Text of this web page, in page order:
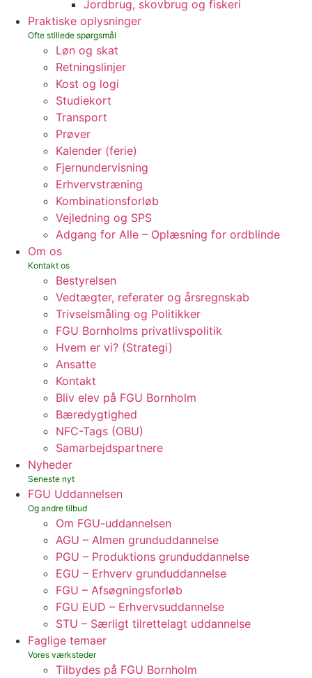
Jordbrug, skovbrug og fiskeri
Praktiske oplysninger
Løn og skat
Retningslinjer
Kost og logi
Studiekort
Transport
Prøver
Kalender (ferie)
Fjernundervisning
Erhvervstræning
Kombinationsforløb
Vejledning og SPS
Adgang for Alle – Oplæsning for ordblinde
Om os
Bestyrelsen
Vedtægter, referater og årsregnskab
Trivselsmåling og Politikker
FGU Bornholms privatlivspolitik
Hvem er vi? (Strategi)
Ansatte
Kontakt
Bliv elev på FGU Bornholm
Bæredygtighed
NFC-Tags (OBU)
Samarbejdspartnere
Nyheder
FGU Uddannelsen
Om FGU-uddannelsen
AGU – Almen grunduddannelse
PGU – Produktions grunduddannelse
EGU – Erhverv grunduddannelse
FGU – Afsøgningsforløb
FGU EUD – Erhvervsuddannelse
STU – Særligt tilrettelagt uddannelse
Faglige temaer
Tilbydes på FGU Bornholm